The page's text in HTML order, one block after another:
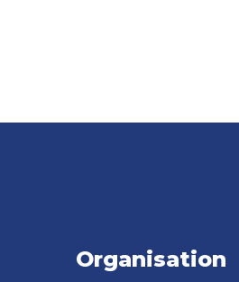
Organisation